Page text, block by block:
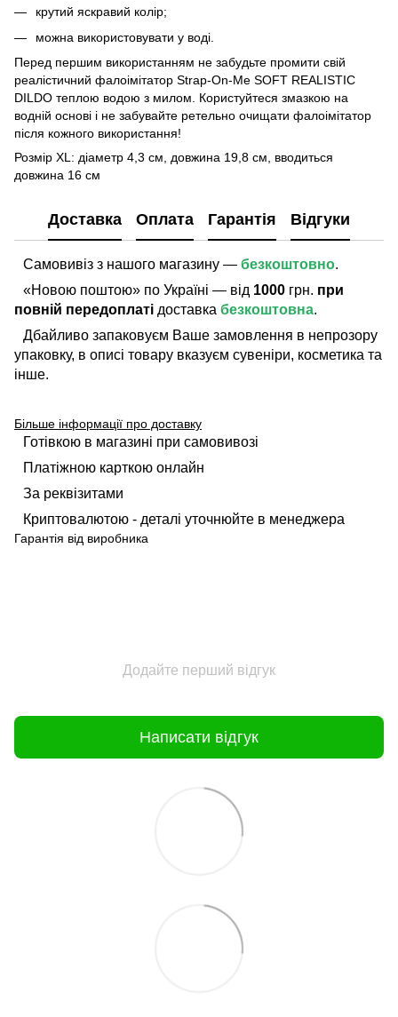
крутий яскравий колір;
можна використовувати у воді.
Перед першим використанням не забудьте промити свій
реалістичний фалоімітатор Strap-On-Me SOFT REALISTIC
DILDO теплою водою з милом. Користуйтеся змазкою на
водній основі і не забувайте ретельно очищати фалоімітатор
після кожного використання!
Розмір XL: діаметр 4,3 см, довжина 19,8 см, вводиться
довжина 16 см
Доставка Оплата Гарантія Відгуки
Самовивіз з нашого магазину — безкоштовно.
«Новою поштою» по Україні — від 1000 грн. при
повній передоплаті доставка безкоштовна.
Дбайливо запаковуєм Ваше замовлення в непрозору
упаковку, в описі товару вказуєм сувеніри, косметика та
інше.
Більше інформації про доставку
Готівкою в магазині при самовивозі
Платіжною карткою онлайн
За реквізитами
Криптовалютою - деталі уточнюйте в менеджера
Гарантія від виробника
Додайте перший відгук
Написати відгук